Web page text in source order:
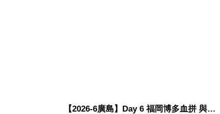
【2026-6廣島】Day 6 福岡博多血拼 與機場接送少年司機深夜對談